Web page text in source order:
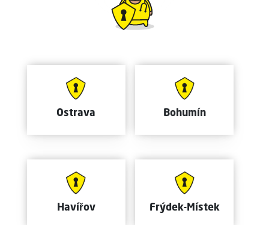
Ostrava Bohumín
Havířov Frýdek-Místek